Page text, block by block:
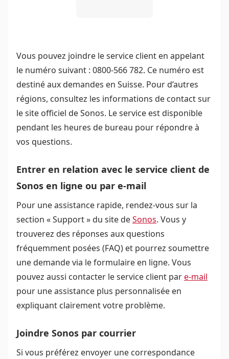
Vous pouvez joindre le service client en appelant
le numéro suivant : 0800-566 782. Ce numéro est
destiné aux demandes en Suisse. Pour d’autres
régions, consultez les informations de contact sur
le site officiel de Sonos. Le service est disponible
pendant les heures de bureau pour répondre à
vos questions.
Entrer en relation avec le service client de
Sonos en ligne ou par e-mail
Pour une assistance rapide, rendez-vous sur la
section « Support » du site deSonos. Vous y
trouverez des réponses aux questions
fréquemment posées (FAQ) et pourrez soumettre
une demande via le formulaire en ligne. Vous
pouvez aussi contacter le service client pare-mail
pour une assistance plus personnalisée en
expliquant clairement votre problème.
Joindre Sonos par courrier
Si vous préférez envoyer une correspondance